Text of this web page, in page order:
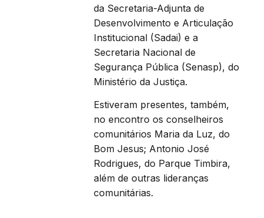
da Secretaria-Adjunta de
Desenvolvimento e Articulação
Institucional (Sadai) e a
Secretaria Nacional de
Segurança Pública (Senasp), do
Ministério da Justiça.
Estiveram presentes, também,
no encontro os conselheiros
comunitários Maria da Luz, do
Bom Jesus; Antonio José
Rodrigues, do Parque Timbira,
além de outras lideranças
comunitárias.